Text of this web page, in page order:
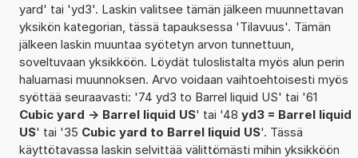
yard' tai 'yd3'. Laskin valitsee tämän jälkeen muunnettavan
yksikön kategorian, tässä tapauksessa 'Tilavuus'. Tämän
jälkeen laskin muuntaa syötetyn arvon tunnettuun,
soveltuvaan yksikköön. Löydät tuloslistalta myös alun perin
haluamasi muunnoksen. Arvo voidaan vaihtoehtoisesti myös
syöttää seuraavasti: '74 yd3 to Barrel liquid US' tai '61
Cubic yard -> Barrel liquid US' tai '48 yd3 = Barrel liquid
US' tai '35 Cubic yard to Barrel liquid US'. Tässä
käyttötavassa laskin selvittää välittömästi mihin yksikköön